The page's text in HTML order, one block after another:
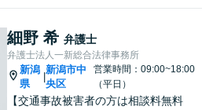
細野 希 弁護士
弁護士法人一新総合法律事務所
新潟
県
|
新潟市中
央区
営業時間：09:00~18:00
（平日）
【交通事故被害者の方は相談料無料